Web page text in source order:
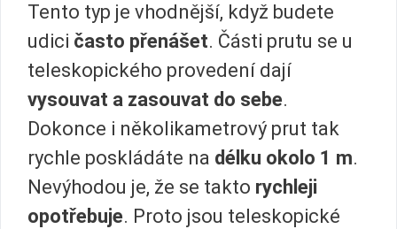
Tento typ je vhodnější, když budete
udici často přenášet. Části prutu se u
teleskopického provedení dají
vysouvat a zasouvat do sebe.
Dokonce i několikametrový prut tak
rychle poskládáte na délku okolo 1 m.
Nevýhodou je, že se takto rychleji
opotřebuje. Proto jsou teleskopické